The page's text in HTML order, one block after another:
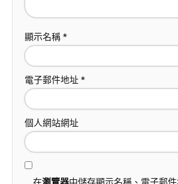
顯示名稱 *
電子郵件地址 *
個人網站網址